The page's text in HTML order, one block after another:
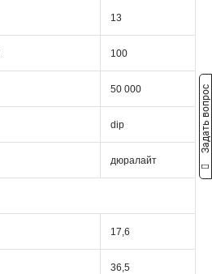
13
100
50 000
dip
дюралайт
17,6
36,5
Задать вопрос